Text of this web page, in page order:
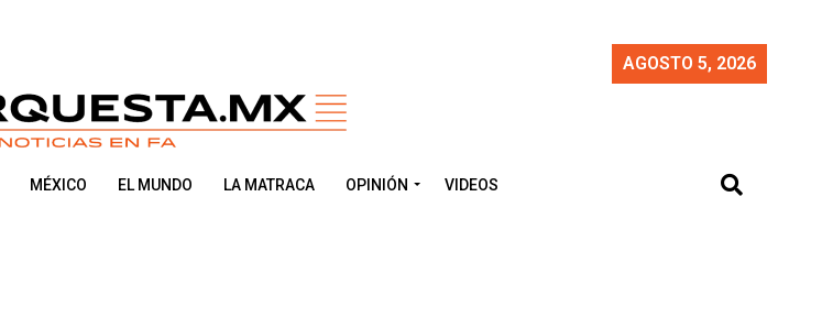
AGOSTO 5, 2026
MÉXICO EL MUNDO LA MATRACA OPINIÓN VIDEOS